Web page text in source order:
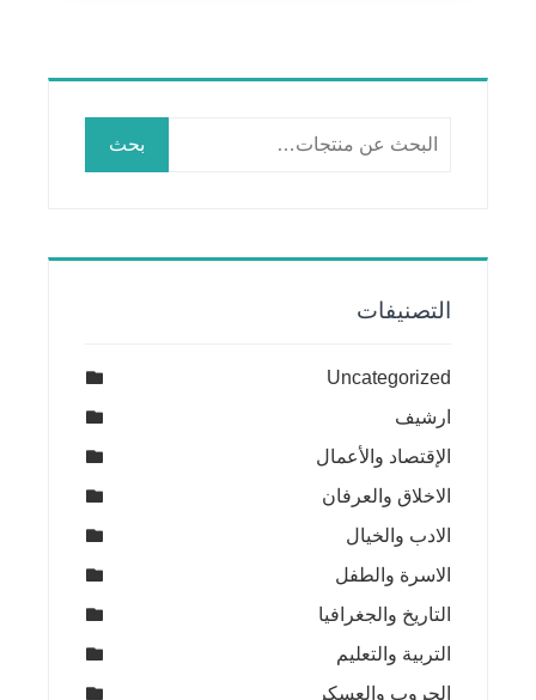
بحث
التصنيفات
Uncategorized
ارشيف
الإقتصاد والأعمال
الاخلاق والعرفان
الادب والخيال
الاسرة والطفل
التاريخ والجغرافيا
التربية والتعليم
الحروب والعسكر